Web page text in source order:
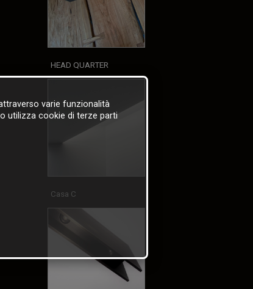
HEAD QUARTER
Casa C
varie funzionalità
utilizza cookie di terze parti